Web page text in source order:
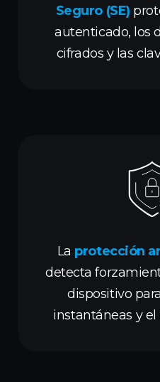
Seguro (SE)
autenticado, los
cifrados y las
La protección
detecta
dispositivo
instantáneas y el